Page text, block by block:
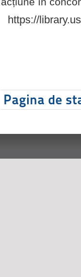
https://
Pagina de